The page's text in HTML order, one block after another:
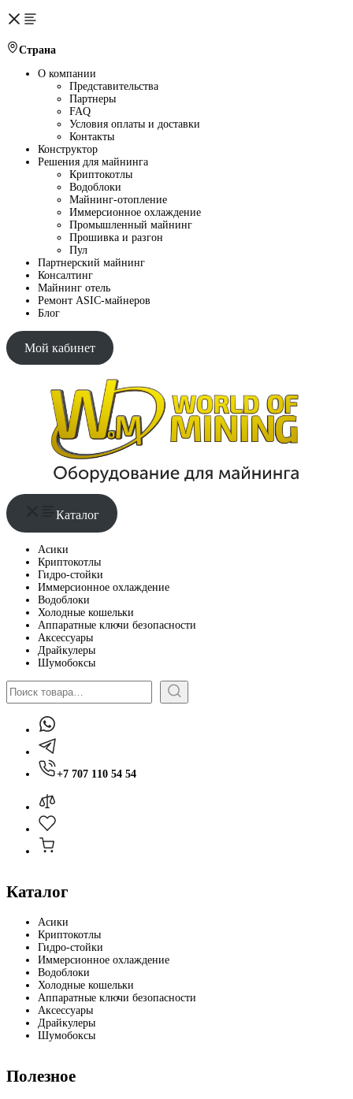
Страна
О компании
Представительства
Партнеры
FAQ
Условия оплаты и доставки
Контакты
Конструктор
Решения для майнинга
Криптокотлы
Водоблоки
Майнинг-отопление
Иммерсионное охлаждение
Промышленный майнинг
Прошивка и разгон
Пул
Партнерский майнинг
Консалтинг
Майнинг отель
Ремонт ASIC-майнеров
Блог
Мой кабинет
Каталог
Асики
Криптокотлы
Гидро-стойки
Иммерсионное охлаждение
Водоблоки
Холодные кошельки
Аппаратные ключи безопасности
Аксессуары
Драйкулеры
Шумобоксы
Поиск
+7 707 110 54 54
Каталог
Асики
Криптокотлы
Гидро-стойки
Иммерсионное охлаждение
Водоблоки
Холодные кошельки
Аппаратные ключи безопасности
Аксессуары
Драйкулеры
Шумобоксы
Полезное